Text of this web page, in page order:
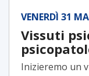
VENERDÌ 31
Vissuti
Inizieremo un